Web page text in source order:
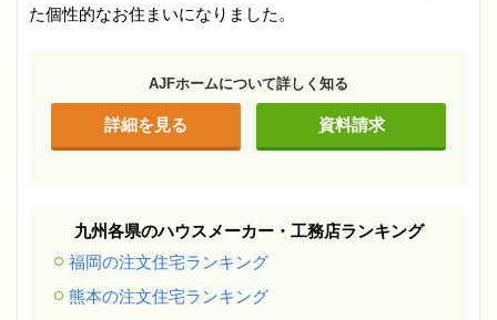
た個性的なお住まいになりました。
AJFホームについて詳しく知る
詳細を見る 資料請求
九州各県のハウスメーカー・工務店ランキング
福岡の注文住宅ランキング
熊本の注文住宅ランキング